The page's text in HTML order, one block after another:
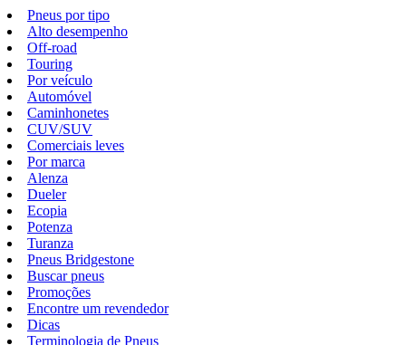
Pneus por tipo
Alto desempenho
Off-road
Touring
Por veículo
Automóvel
Caminhonetes
CUV/SUV
Comerciais leves
Por marca
Alenza
Dueler
Ecopia
Potenza
Turanza
Pneus Bridgestone
Buscar pneus
Promoções
Encontre um revendedor
Dicas
Terminologia de Pneus